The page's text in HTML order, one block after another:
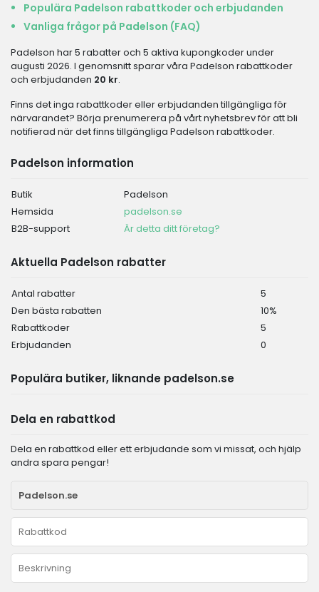
Populära Padelson rabattkoder och erbjudanden
Vanliga frågor på Padelson (FAQ)
Padelson har 5 rabatter och 5 aktiva kupongkoder under
augusti 2026. I genomsnitt sparar våra Padelson rabattkoder
och erbjudanden 20 kr.
Finns det inga rabattkoder eller erbjudanden tillgängliga för
närvarandet? Börja prenumerera på vårt nyhetsbrev för att bli
notifierad när det finns tillgängliga Padelson rabattkoder.
Padelson information
Butik
Padelson
Hemsida
padelson.se
B2B-support
Är detta ditt företag?
Aktuella Padelson rabatter
Antal rabatter
5
Den bästa rabatten
10%
Rabattkoder
5
Erbjudanden
0
Populära butiker, liknande padelson.se
Dela en rabattkod
Dela en rabattkod eller ett erbjudande som vi missat, och hjälp
andra spara pengar!